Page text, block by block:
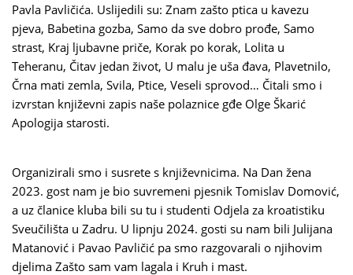
Pavla Pavličića. Uslijedili su: Znam zašto ptica u kavezu
pjeva, Babetina gozba, Samo da sve dobro prođe, Samo
strast, Kraj ljubavne priče, Korak po korak, Lolita u
Teheranu, Čitav jedan život, U malu je uša đava, Plavetnilo,
Črna mati zemla, Svila, Ptice, Veseli sprovod… Čitali smo i
izvrstan književni zapis naše polaznice gđe Olge Škarić
Apologija starosti.
Organizirali smo i susrete s književnicima. Na Dan žena
2023. gost nam je bio suvremeni pjesnik Tomislav Domović,
a uz članice kluba bili su tu i studenti Odjela za kroatistiku
Sveučilišta u Zadru. U lipnju 2024. gosti su nam bili Julijana
Matanović i Pavao Pavličić pa smo razgovarali o njihovim
djelima Zašto sam vam lagala i Kruh i mast.